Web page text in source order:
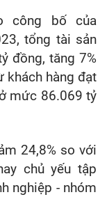
công bố của
tổng tài sản
đồng, tăng 7%
khách hàng đạt
mức 86.069 tỷ
24,8% so với
chủ yếu tập
nghiệp - nhóm